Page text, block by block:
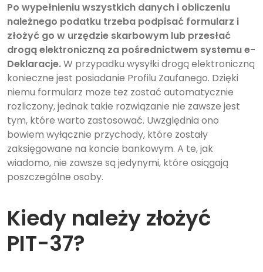
Po wypełnieniu wszystkich danych i obliczeniu
należnego podatku trzeba podpisać formularz i
złożyć go w urzędzie skarbowym lub przesłać
drogą elektroniczną za pośrednictwem systemu e-
Deklaracje.W przypadku wysyłki drogą elektroniczną
konieczne jest posiadanie Profilu Zaufanego. Dzięki
niemu formularz może też zostać automatycznie
rozliczony, jednak takie rozwiązanie nie zawsze jest
tym, które warto zastosować. Uwzględnia ono
bowiem wyłącznie przychody, które zostały
zaksięgowane na koncie bankowym. A te, jak
wiadomo, nie zawsze są jedynymi, które osiągają
poszczególne osoby.
Kiedy należy złożyć
PIT-37?